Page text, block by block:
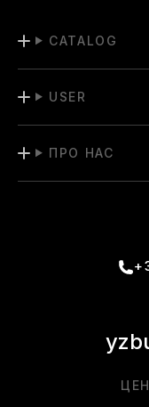
CATALOG
USER
ПРО НАС